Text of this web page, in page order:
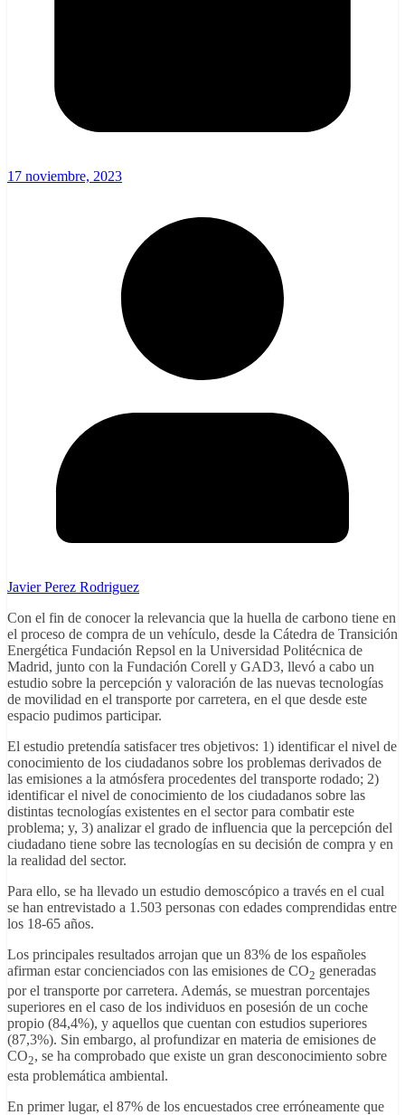
17 noviembre, 2023
Javier Perez Rodriguez
Con el fin de conocer la relevancia que la huella de carbono tiene en
el proceso de compra de un vehículo, desde la Cátedra de Transición
Energética Fundación Repsol en la Universidad Politécnica de
Madrid, junto con la Fundación Corell y GAD3, llevó a cabo un
estudio sobre la percepción y valoración de las nuevas tecnologías
de movilidad en el transporte por carretera, en el que desde este
espacio pudimos participar.
El estudio pretendía satisfacer tres objetivos: 1) identificar el nivel de
conocimiento de los ciudadanos sobre los problemas derivados de
las emisiones a la atmósfera procedentes del transporte rodado; 2)
identificar el nivel de conocimiento de los ciudadanos sobre las
distintas tecnologías existentes en el sector para combatir este
problema; y, 3) analizar el grado de influencia que la percepción del
ciudadano tiene sobre las tecnologías en su decisión de compra y en
la realidad del sector.
Para ello, se ha llevado un estudio demoscópico a través en el cual
se han entrevistado a 1.503 personas con edades comprendidas entre
los 18-65 años.
Los principales resultados arrojan que un 83% de los españoles
afirman estar concienciados con las emisiones de CO2 generadas
por el transporte por carretera. Además, se muestran porcentajes
superiores en el caso de los individuos en posesión de un coche
propio (84,4%), y aquellos que cuentan con estudios superiores
(87,3%). Sin embargo, al profundizar en materia de emisiones de
CO2, se ha comprobado que existe un gran desconocimiento sobre
esta problemática ambiental.
En primer lugar, el 87% de los encuestados cree erróneamente que